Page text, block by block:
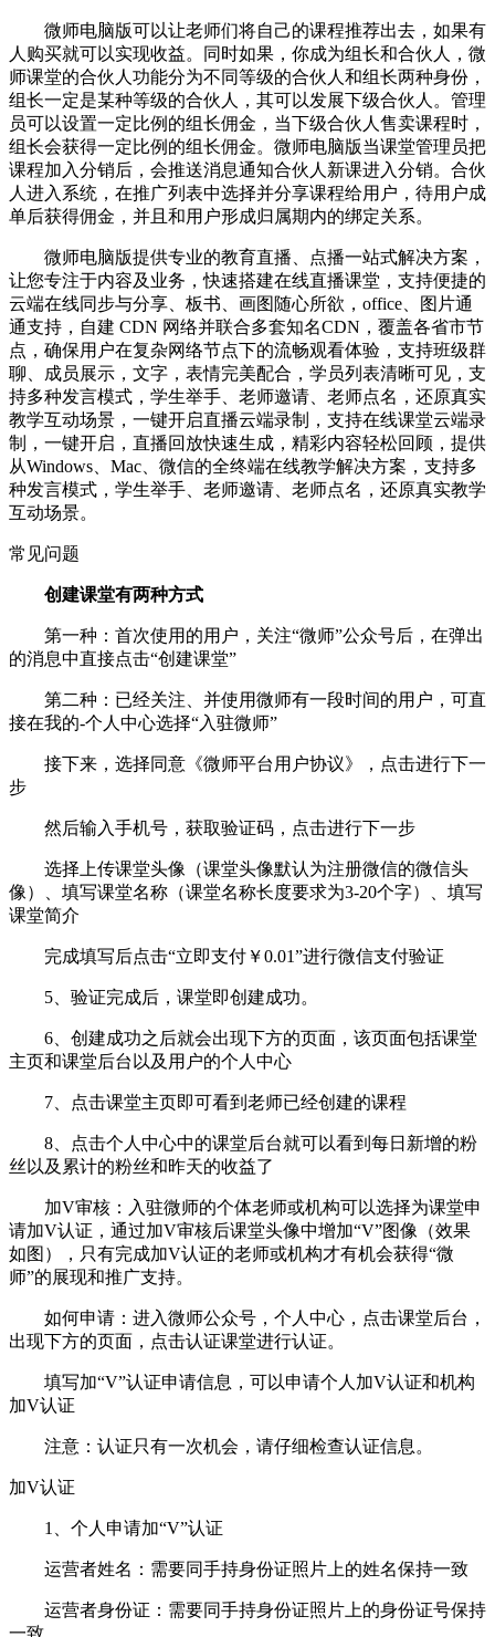
微师电脑版可以让老师们将自己的课程推荐出去，如果有
人购买就可以实现收益。同时如果，你成为组长和合伙人，微
师课堂的合伙人功能分为不同等级的合伙人和组长两种身份，
组长一定是某种等级的合伙人，其可以发展下级合伙人。管理
员可以设置一定比例的组长佣金，当下级合伙人售卖课程时，
组长会获得一定比例的组长佣金。微师电脑版当课堂管理员把
课程加入分销后，会推送消息通知合伙人新课进入分销。合伙
人进入系统，在推广列表中选择并分享课程给用户，待用户成
单后获得佣金，并且和用户形成归属期内的绑定关系。
微师电脑版提供专业的教育直播、点播一站式解决方案，
让您专注于内容及业务，快速搭建在线直播课堂，支持便捷的
云端在线同步与分享、板书、画图随心所欲，office、图片通
通支持，自建 CDN 网络并联合多套知名CDN，覆盖各省市节
点，确保用户在复杂网络节点下的流畅观看体验，支持班级群
聊、成员展示，文字，表情完美配合，学员列表清晰可见，支
持多种发言模式，学生举手、老师邀请、老师点名，还原真实
教学互动场景，一键开启直播云端录制，支持在线课堂云端录
制，一键开启，直播回放快速生成，精彩内容轻松回顾，提供
从Windows、Mac、微信的全终端在线教学解决方案，支持多
种发言模式，学生举手、老师邀请、老师点名，还原真实教学
互动场景。
常见问题
创建课堂有两种方式
第一种：首次使用的用户，关注“微师”公众号后，在弹出
的消息中直接点击“创建课堂”
第二种：已经关注、并使用微师有一段时间的用户，可直
接在我的-个人中心选择“入驻微师”
接下来，选择同意《微师平台用户协议》，点击进行下一
步
然后输入手机号，获取验证码，点击进行下一步
选择上传课堂头像（课堂头像默认为注册微信的微信头
像）、填写课堂名称（课堂名称长度要求为3-20个字）、填写
课堂简介
完成填写后点击“立即支付￥0.01”进行微信支付验证
5、验证完成后，课堂即创建成功。
6、创建成功之后就会出现下方的页面，该页面包括课堂
主页和课堂后台以及用户的个人中心
7、点击课堂主页即可看到老师已经创建的课程
8、点击个人中心中的课堂后台就可以看到每日新增的粉
丝以及累计的粉丝和昨天的收益了
加V审核：入驻微师的个体老师或机构可以选择为课堂申
请加V认证，通过加V审核后课堂头像中增加“V”图像（效果
如图），只有完成加V认证的老师或机构才有机会获得“微
师”的展现和推广支持。
如何申请：进入微师公众号，个人中心，点击课堂后台，
出现下方的页面，点击认证课堂进行认证。
填写加“V”认证申请信息，可以申请个人加V认证和机构
加V认证
注意：认证只有一次机会，请仔细检查认证信息。
加V认证
1、个人申请加“V”认证
运营者姓名：需要同手持身份证照片上的姓名保持一致
运营者身份证：需要同手持身份证照片上的身份证号保持
一致